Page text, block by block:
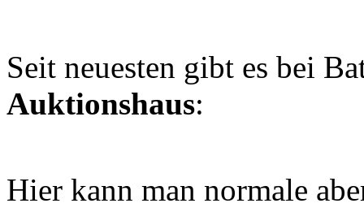
Seit neuesten gibt es bei
Auktionshaus:
Hier kann man normale